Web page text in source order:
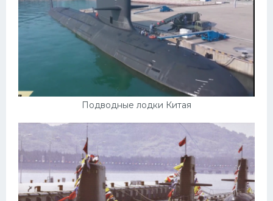
Подводные лодки Китая